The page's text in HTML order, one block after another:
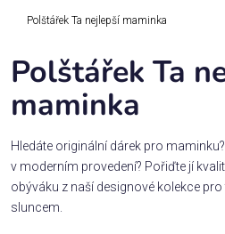
Kategorie
Dárek
Rodina
/
Láska
Polštářek Ta nejlepší maminka
Polštářek Ta
maminka
Hledáte originální dárek pro
v moderním provedení? Pořiďte jí
obýváku z naší designové kolekce
sluncem.